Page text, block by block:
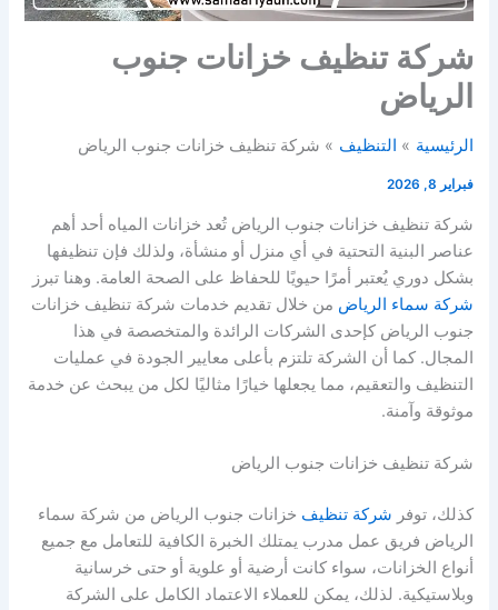
شركة تنظيف خزانات جنوب
الرياض
الرئيسية التنظيف شركة تنظيف خزانات جنوب الرياض
فبراير 8, 2026
شركة تنظيف خزانات جنوب الرياض تُعد خزانات المياه أحد أهم
عناصر البنية التحتية في أي منزل أو منشأة، ولذلك فإن تنظيفها
بشكل دوري يُعتبر أمرًا حيويًا للحفاظ على الصحة العامة. وهنا تبرز
شركة سماء الرياض من خلال تقديم خدمات شركة تنظيف خزانات
جنوب الرياض كإحدى الشركات الرائدة والمتخصصة في هذا
المجال. كما أن الشركة تلتزم بأعلى معايير الجودة في عمليات
التنظيف والتعقيم، مما يجعلها خيارًا مثاليًا لكل من يبحث عن خدمة
موثوقة وآمنة.
شركة تنظيف خزانات جنوب الرياض
كذلك، توفر شركة تنظيف خزانات جنوب الرياض من شركة سماء
الرياض فريق عمل مدرب يمتلك الخبرة الكافية للتعامل مع جميع
أنواع الخزانات، سواء كانت أرضية أو علوية أو حتى خرسانية
وبلاستيكية. لذلك، يمكن للعملاء الاعتماد الكامل على الشركة